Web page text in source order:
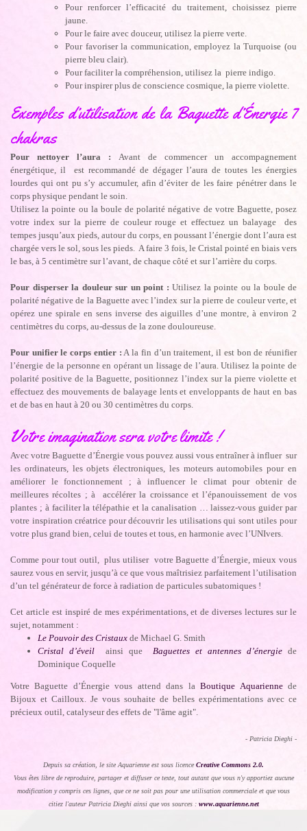
Pour renforcer l’efficacité du traitement, choisissez pierre
jaune.
Pour le faire avec douceur, utilisez la pierre verte.
Pour favoriser la communication, employez la Turquoise (ou
pierre bleu clair).
Pour faciliter la compréhension, utilisez la pierre indigo.
Pour inspirer plus de conscience cosmique, la pierre violette.
Exemples d’utilisation de la Baguette d’Énergie 7
chakras
Pour nettoyer l’aura : Avant de commencer un accompagnement
énergétique, il est recommandé de dégager l’aura de toutes les énergies
lourdes qui ont pu s’y accumuler, afin d’éviter de les faire pénétrer dans le
corps physique pendant le soin.
Utilisez la pointe ou la boule de polarité négative de votre Baguette, posez
votre index sur la pierre de couleur rouge et effectuez un balayage des
tempes jusqu’aux pieds, autour du corps, en poussant l’énergie dont l’aura est
chargée vers le sol, sous les pieds. A faire 3 fois, le Cristal pointé en biais vers
le bas, à 5 centimètre sur l’avant, de chaque côté et sur l’arrière du corps.
Pour disperser la douleur sur un point : Utilisez la pointe ou la boule de
polarité négative de la Baguette avec l’index sur la pierre de couleur verte, et
opérez une spirale en sens inverse des aiguilles d’une montre, à environ 2
centimètres du corps, au-dessus de la zone douloureuse.
Pour unifier le corps entier : A la fin d’un traitement, il est bon de réunifier
l’énergie de la personne en opérant un lissage de l’aura. Utilisez la pointe de
polarité positive de la Baguette, positionnez l’index sur la pierre violette et
effectuez des mouvements de balayage lents et enveloppants de haut en bas
et de bas en haut à 20 ou 30 centimètres du corps.
Votre imagination sera votre limite !
Avec votre Baguette d’Énergie vous pouvez aussi vous entraîner à influer sur
les ordinateurs, les objets électroniques, les moteurs automobiles pour en
améliorer le fonctionnement ; à influencer le climat pour obtenir de
meilleures récoltes ; à accélérer la croissance et l’épanouissement de vos
plantes ; à faciliter la télépathie et la canalisation … laissez-vous guider par
votre inspiration créatrice pour découvrir les utilisations qui sont utiles pour
votre plus grand bien, celui de toutes et tous, en harmonie avec l’UNIvers.
Comme pour tout outil, plus utiliser votre Baguette d’Énergie, mieux vous
saurez vous en servir, jusqu’à ce que vous maîtrisiez parfaitement l’utilisation
d’un tel générateur de force à radiation de particules subatomiques !
Cet article est inspiré de mes expérimentations, et de diverses lectures sur le
sujet, notamment :
Le Pouvoir des Cristaux de Michael G. Smith
Cristal d’éveilainsi queBaguettes et antennes d’énergie de
Dominique Coquelle
Votre Baguette d’Énergie vous attend dans laBoutique Aquariennede
Bijoux et Cailloux. Je vous souhaite de belles expérimentations avec ce
précieux outil, catalyseur des effets de "l'âme agit".
- Patricia Dieghi -
Depuis sa création, le site Aquarienne est sous licence Creative Commons 2.0.
Vous êtes libre de reproduire, partager et diffuser ce texte, tout autant que vous n'y apportiez aucune
modification y compris ces lignes, que ce ne soit pas pour une utilisation commerciale et que vous
citiez l'auteur Patricia Dieghi ainsi que vos sources : www.aquarienne.net